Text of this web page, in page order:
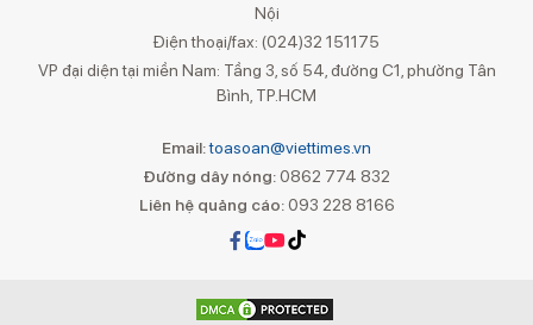
Nội
Điện thoại/fax: (024)32 151175
VP đại diện tại miền Nam: Tầng 3, số 54, đường C1, phường Tân
Bình, TP.HCM
Email:toasoan@viettimes.vn
Đường dây nóng: 0862 774 832
Liên hệ quảng cáo:093 228 8166